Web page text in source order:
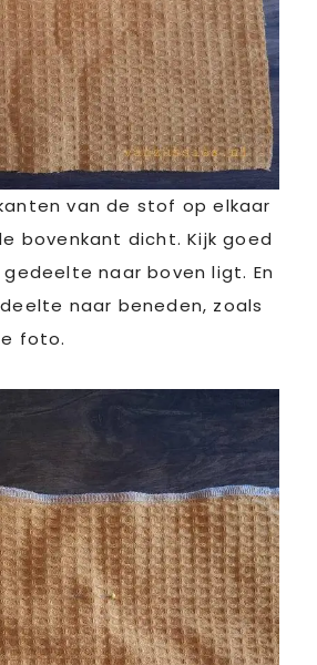
van de stof op elkaar
bovenkant dicht. Kijk goed
naar boven ligt. En
naar beneden, zoals
foto.